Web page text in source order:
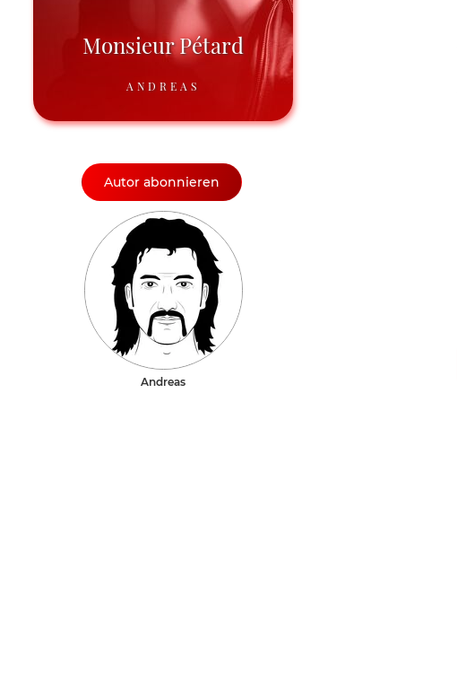
Monsieur Pétard
ANDREAS
Autor abonnieren
Andreas